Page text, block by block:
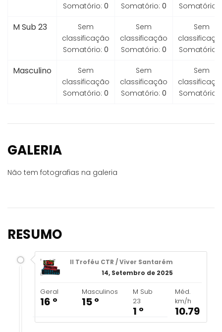
Somatório: 0
Somatório: 0
Somatório:
M Sub 23
Sem
classificação
Somatório: 0
Sem
classificação
Somatório: 0
Sem
Somatório:
Masculino
Sem
classificação
Somatório: 0
Sem
classificação
Somatório: 0
Sem
Somatório:
GALERIA
Não tem fotografias na galeria
RESUMO
II Troféu CTR / Viver Santarém
14, Setembro de 2025
Geral
16 º
Masculinos
15 º
M Sub
23
1 º
Méd.
km/h
10.79